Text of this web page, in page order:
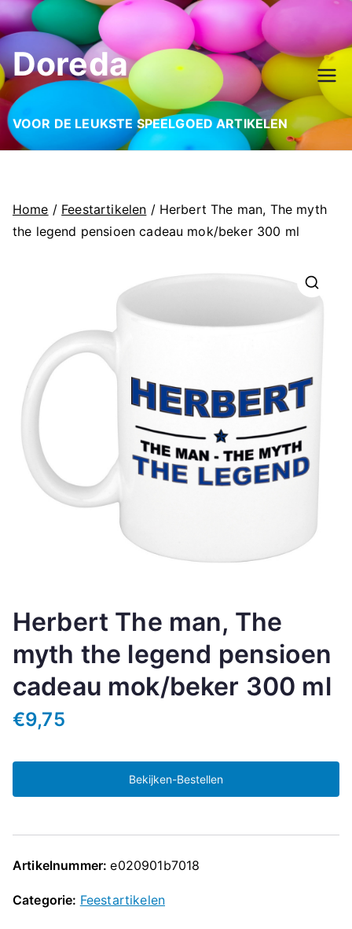
Ga
naar
de
inhoud
Doreda
VOOR DE LEUKSTE SPEELGOED ARTIKELEN
Home / Feestartikelen / Herbert The man, The myth
the legend pensioen cadeau mok/beker 300 ml
Herbert The man, The
myth the legend pensioen
cadeau mok/beker 300 ml
€9,75
Bekijken-Bestellen
Artikelnummer:e020901b7018
Categorie: Feestartikelen